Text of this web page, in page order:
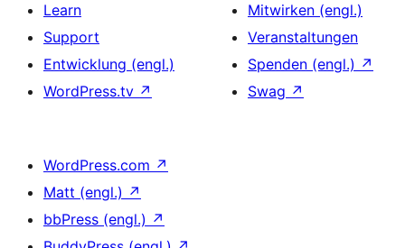
Learn
Support
Entwicklung (engl.)
WordPress.tv ↗
Mitwirken (engl.)
Veranstaltungen
Spenden (engl.) ↗
Swag ↗
WordPress.com ↗
Matt (engl.) ↗
bbPress (engl.) ↗